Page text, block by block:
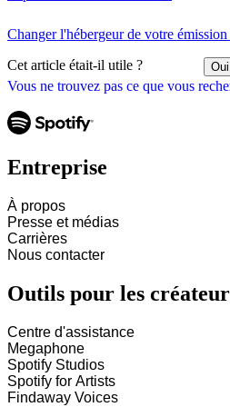
Vous ne trouvez pas ce que vous
Changer l'hébergeur de votre
Cet article était-il utile ? Oui
Entreprise
À propos
Presse et médias
Carrières
Nous contacter
Outils pour les
Centre d'assistance
Megaphone
Spotify Studios
Spotify for Artists
Findaway Voices